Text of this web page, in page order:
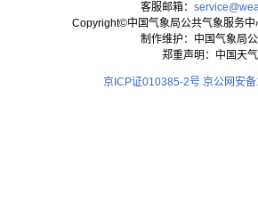
客服邮箱：
Copyright©中国气象局公共气象服务
制作维护：中国气象局
郑重声明：中国天
京ICP证010385-2号 京公网安